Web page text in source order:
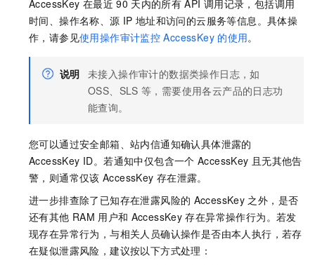
"Action" : [
"dysms:CreateProductNew",
"dysms:CreateSmsTemplateNew"
"dysms:SendBatchSms"
],
"Resource"
]
}
AccessKey 在最近 90 天内的所有 API 调用记录，包括调用
时间、操作名称、源 IP 地址和访问的云服务等信息。具体操
作，请参见使用操作审计监控 AccessKey 的使用。
说明 未接入操作审计的数据类操作日志，如
OSS、SLS 等，需要使用各云产品的日志功
能查询。
您可以通过安全邮箱、站内信通知确认具体泄露的
AccessKey ID。若通知中仅包含一个 AccessKey 且无其他告
警，则通常仅该 AccessKey 存在泄露。
进一步排查除了已知存在泄露风险的 AccessKey 之外，是否
还有其他 RAM 用户和 AccessKey 存在异常操作行为。若发
现存在异常行为，与相关人员确认操作是否由本人执行，若存
在疑似泄露风险，建议按以下方式处理：